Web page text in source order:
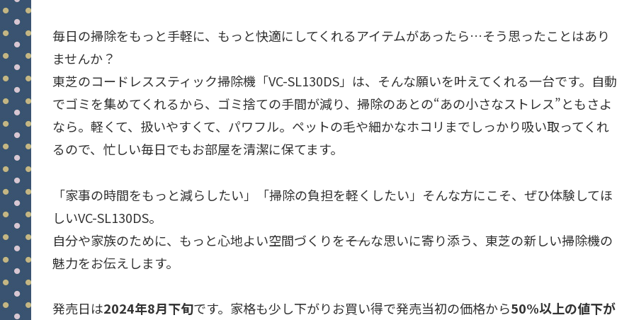
毎日の掃除をもっと手軽に、もっと快適にしてくれるアイテムがあったら…そう思ったことはあり
ませんか？
東芝のコードレススティック掃除機「VC-SL130DS」は、そんな願いを叶えてくれる一台です。自動
でゴミを集めてくれるから、ゴミ捨ての手間が減り、掃除のあとの“あの小さなストレス”ともさよ
なら。軽くて、扱いやすくて、パワフル。ペットの毛や細かなホコリまでしっかり吸い取ってくれ
るので、忙しい毎日でもお部屋を清潔に保てます。
「家事の時間をもっと減らしたい」「掃除の負担を軽くしたい」そんな方にこそ、ぜひ体験してほ
しいVC-SL130DS。
自分や家族のために、もっと心地よい空間づくりを――そんな思いに寄り添う、東芝の新しい掃除機の
魅力をお伝えします。
発売日は2024年8月下旬です。家格も少し下がりお買い得で発売当初の価格から50%以上の値下が